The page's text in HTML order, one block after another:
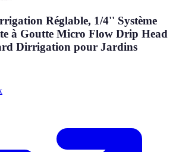
Réglable, 1/4'' Système
à Goutte Micro Flow Drip Head
Dirrigation pour Jardins